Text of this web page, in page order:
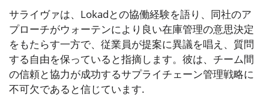
サライヴァは、Lokadとの協働経験を語り、同社のア
プローチがウォーテンにより良い在庫管理の意思決定
をもたらす一方で、従業員が提案に異議を唱え、質問
する自由を保っていると指摘します。彼は、チーム間
の信頼と協力が成功するサプライチェーン管理戦略に
不可欠であると信じています.